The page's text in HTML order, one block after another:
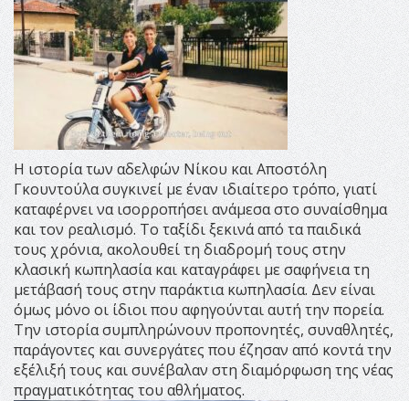
Η ιστορία των αδελφών Νίκου και Αποστόλη
Γκουντούλα συγκινεί με έναν ιδιαίτερο τρόπο, γιατί
καταφέρνει να ισορροπήσει ανάμεσα στο συναίσθημα
και τον ρεαλισμό. Το ταξίδι ξεκινά από τα παιδικά
τους χρόνια, ακολουθεί τη διαδρομή τους στην
κλασική κωπηλασία και καταγράφει με σαφήνεια τη
μετάβασή τους στην παράκτια κωπηλασία. Δεν είναι
όμως μόνο οι ίδιοι που αφηγούνται αυτή την πορεία.
Την ιστορία συμπληρώνουν προπονητές, συναθλητές,
παράγοντες και συνεργάτες που έζησαν από κοντά την
εξέλιξή τους και συνέβαλαν στη διαμόρφωση της νέας
πραγματικότητας του αθλήματος.